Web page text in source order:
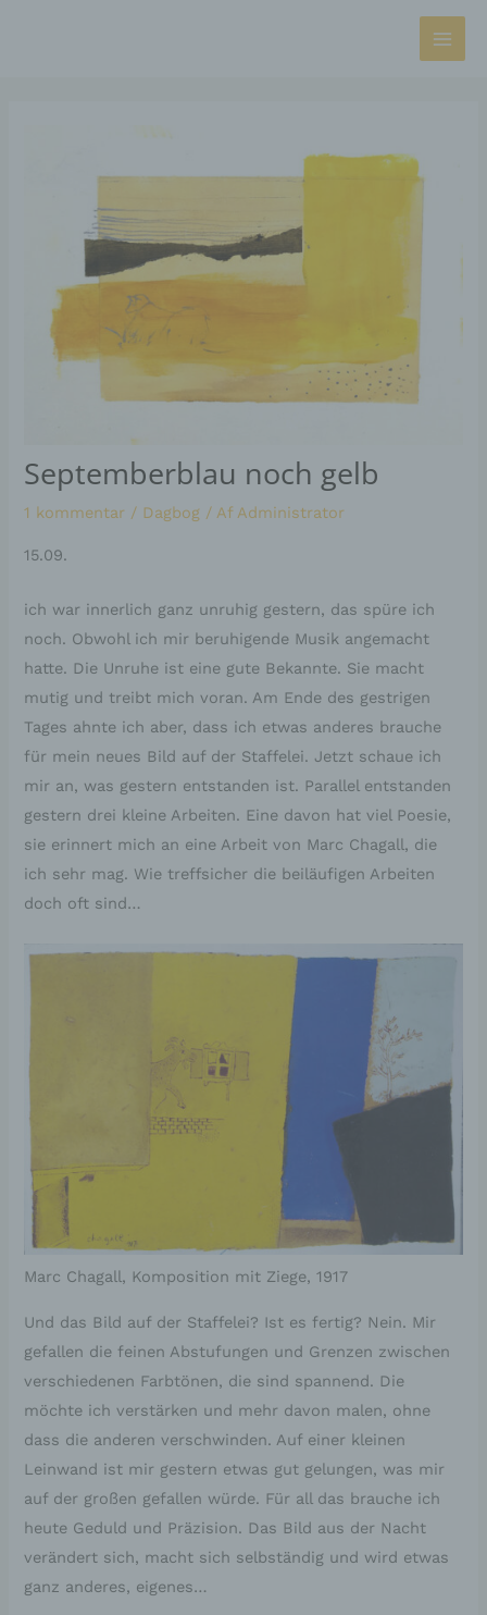
Main
Septemberblau noch gelb
1 kommentar / Dagbog / AfAdministrator
15.09.
ich war innerlich ganz unruhig gestern, das spüre ich
noch. Obwohl ich mir beruhigende Musik angemacht
hatte. Die Unruhe ist eine gute Bekannte. Sie macht
mutig und treibt mich voran. Am Ende des gestrigen
Tages ahnte ich aber, dass ich etwas anderes brauche
für mein neues Bild auf der Staffelei. Jetzt schaue ich
mir an, was gestern entstanden ist. Parallel entstanden
gestern drei kleine Arbeiten. Eine davon hat viel Poesie,
sie erinnert mich an eine Arbeit von Marc Chagall, die
ich sehr mag. Wie treffsicher die beiläufigen Arbeiten
doch oft sind…
Marc Chagall, Komposition mit Ziege, 1917
Und das Bild auf der Staffelei? Ist es fertig? Nein. Mir
gefallen die feinen Abstufungen und Grenzen zwischen
verschiedenen Farbtönen, die sind spannend. Die
möchte ich verstärken und mehr davon malen, ohne
dass die anderen verschwinden. Auf einer kleinen
Leinwand ist mir gestern etwas gut gelungen, was mir
auf der großen gefallen würde. Für all das brauche ich
heute Geduld und Präzision. Das Bild aus der Nacht
verändert sich, macht sich selbständig und wird etwas
ganz anderes, eigenes…